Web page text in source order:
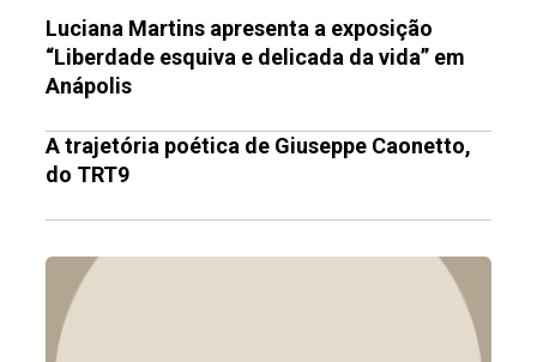
Luciana Martins apresenta a exposição
“Liberdade esquiva e delicada da vida” em
Anápolis
A trajetória poética de Giuseppe Caonetto,
do TRT9